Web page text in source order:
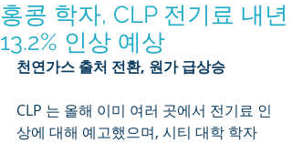
홍콩 학자, CLP 전기료 내년
13.2% 인상 예상
천연가스 출처 전환, 원가 급상승
CLP 는 올해 이미 여러 곳에서 전기료 인
상에 대해 예고했으며, 시티 대학 학자